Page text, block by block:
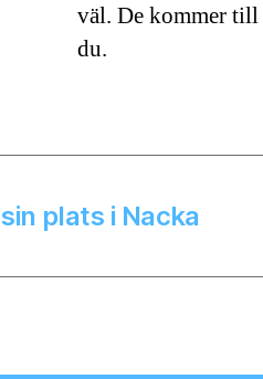
väl. De kommer till
du.
plats i Nacka